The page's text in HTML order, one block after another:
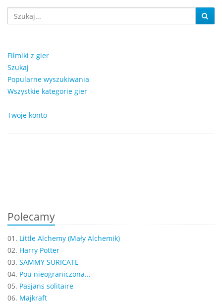
Filmiki z gier
Szukaj
Popularne wyszukiwania
Wszystkie kategorie gier
Twoje konto
Polecamy
01. Little Alchemy (Mały Alchemik)
02. Harry Potter
03. SAMMY SURICATE
04. Pou nieograniczona...
05. Pasjans solitaire
06. Majkraft